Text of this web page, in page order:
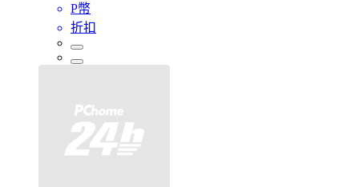
P幣
折扣